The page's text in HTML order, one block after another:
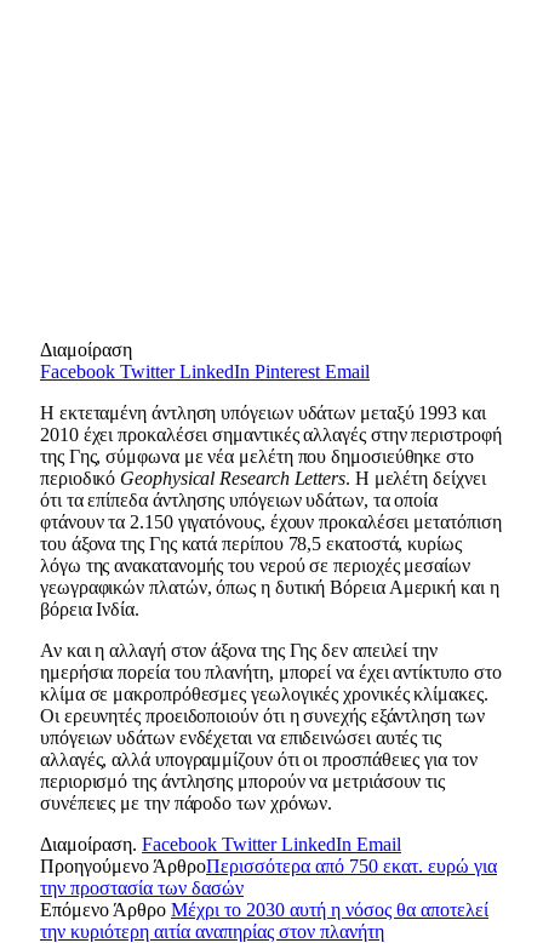
Διαμοίραση
Facebook Twitter LinkedIn Pinterest Email
Η εκτεταμένη άντληση υπόγειων υδάτων μεταξύ 1993 και
2010 έχει προκαλέσει σημαντικές αλλαγές στην περιστροφή
της Γης, σύμφωνα με νέα μελέτη που δημοσιεύθηκε στο
περιοδικό Geophysical Research Letters. Η μελέτη δείχνει
ότι τα επίπεδα άντλησης υπόγειων υδάτων, τα οποία
φτάνουν τα 2.150 γιγατόνους, έχουν προκαλέσει μετατόπιση
του άξονα της Γης κατά περίπου 78,5 εκατοστά, κυρίως
λόγω της ανακατανομής του νερού σε περιοχές μεσαίων
γεωγραφικών πλατών, όπως η δυτική Βόρεια Αμερική και η
βόρεια Ινδία.
Αν και η αλλαγή στον άξονα της Γης δεν απειλεί την
ημερήσια πορεία του πλανήτη, μπορεί να έχει αντίκτυπο στο
κλίμα σε μακροπρόθεσμες γεωλογικές χρονικές κλίμακες.
Οι ερευνητές προειδοποιούν ότι η συνεχής εξάντληση των
υπόγειων υδάτων ενδέχεται να επιδεινώσει αυτές τις
αλλαγές, αλλά υπογραμμίζουν ότι οι προσπάθειες για τον
περιορισμό της άντλησης μπορούν να μετριάσουν τις
συνέπειες με την πάροδο των χρόνων.
Διαμοίραση. Facebook Twitter LinkedIn Email
Προηγούμενο ΆρθροΠερισσότερα από 750 εκατ. ευρώ για
την προστασία των δασών
Επόμενο Άρθρο Μέχρι το 2030 αυτή η νόσος θα αποτελεί
την κυριότερη αιτία αναπηρίας στον πλανήτη